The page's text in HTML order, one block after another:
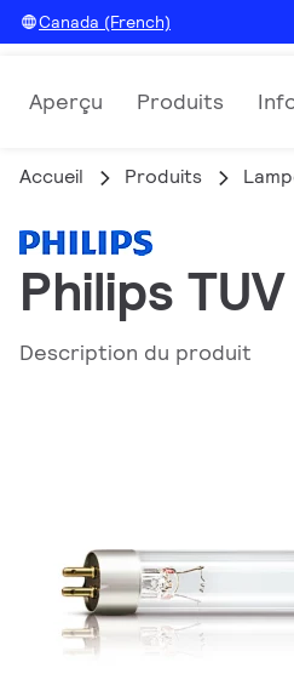
Canada (French)
Aperçu Produits
Accueil Produits
Philips
Description du produit